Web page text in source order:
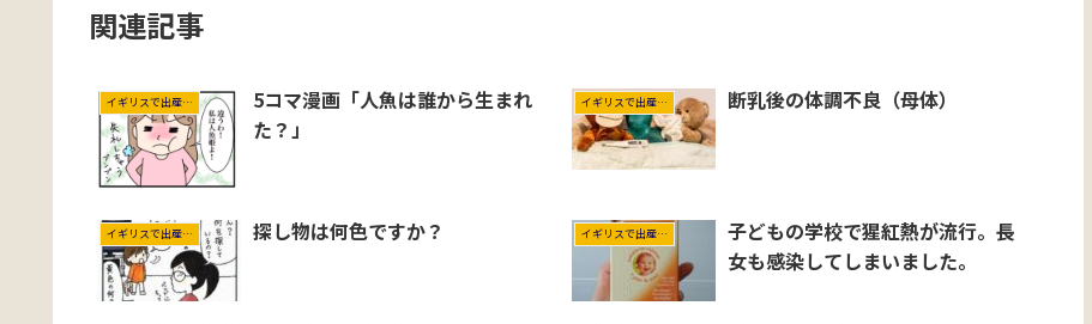
関連記事
イギリスで出産＆育児
5コマ漫画「人魚は誰から生まれ
た？」
イギリスで出産＆育児 断乳後の体調不良（母体）
イギリスで出産＆育児 探し物は何色ですか？ イギリスで出産＆育児
子どもの学校で猩紅熱が流行。長
女も感染してしまいました。